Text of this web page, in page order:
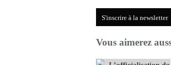
S'inscrire à la newsletter
Vous aimerez